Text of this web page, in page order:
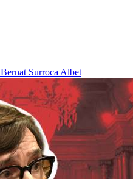
Bernat Surroca Albet